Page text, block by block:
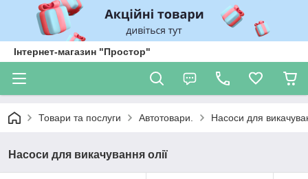
Інтернет-магазин "Простор"
Товари та послуги Автотовари. Насоси для
Насоси для викачування олії